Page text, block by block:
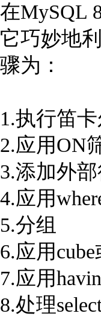
在MySQL
它巧妙地
骤为：
1.执行笛
2.应用ON
3.添加外部
4.应用
5.分组
6.应用
7.应用
8.处理